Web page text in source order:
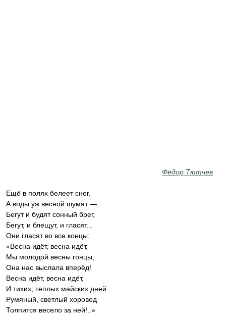
Фёдор Тютчев
Ещё в полях белеет снег,
А воды уж весной шумят —
Бегут и будят сонный брег,
Бегут, и блещут, и гласят...
Они гласят во все концы:
«Весна идёт, весна идёт,
Мы молодой весны гонцы,
Она нас выслала вперёд!
Весна идёт, весна идёт,
И тихих, теплых майских дней
Румяный, светлый хоровод
Толпится весело за ней!..»